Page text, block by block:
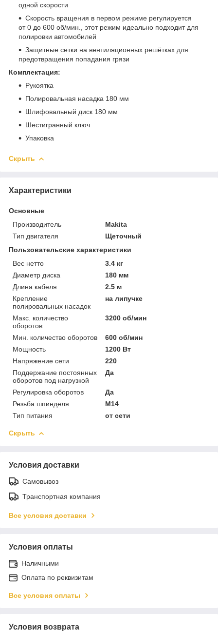
одной скорости
Скорость вращения в первом режиме регулируется
от 0 до 600 об/мин., этот режим идеально подходит для
полировки автомобилей
Защитные сетки на вентиляционных решётках для
предотвращения попадания грязи
Комплектация:
Рукоятка
Полировальная насадка 180 мм
Шлифовальный диск 180 мм
Шестигранный ключ
Упаковка
Скрыть
Характеристики
Основные
Производитель
Makita
Тип двигателя
Щеточный
Пользовательские характеристики
Вес нетто
3.4 кг
Диаметр диска
180 мм
Длина кабеля
2.5 м
Крепление
полировальных насадок
на липучке
Макс. количество
оборотов
3200 об/мин
Мин. количество оборотов
600 об/мин
Мощность
1200 Вт
Напряжение сети
220
Поддержание постоянных
оборотов под нагрузкой
Да
Регулировка оборотов
Да
Резьба шпинделя
M14
Тип питания
от сети
Скрыть
Условия доставки
Самовывоз
Транспортная компания
Все условия доставки
Условия оплаты
Наличными
Оплата по реквизитам
Все условия оплаты
Условия возврата